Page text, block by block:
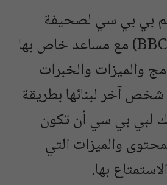
بي بي سي لصحيفة
الغارديان: تتمتع (BBC) مع مساعد خاص بها
والميزات والخبرات
آخر لبنائها بطريقة
لبي بي سي أن تكون
والميزات التي
بها.